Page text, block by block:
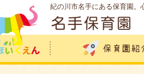
紀の川市名手にある保育園。